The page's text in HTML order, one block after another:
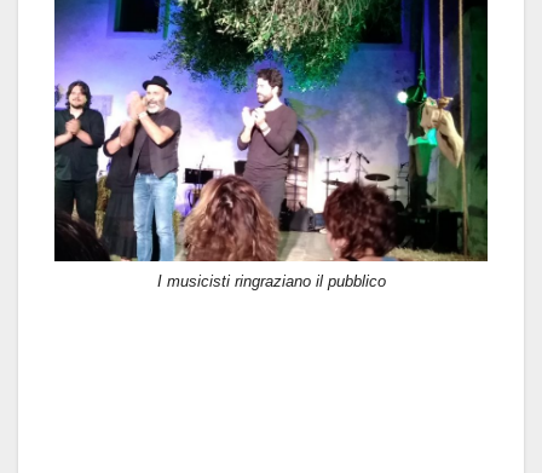
I musicisti ringraziano il pubblico